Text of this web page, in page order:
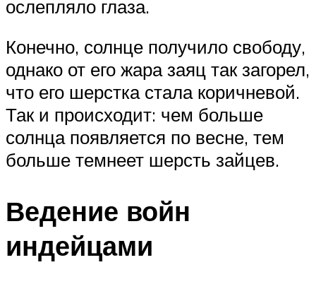
ослепляло глаза.
Конечно, солнце получило свободу,
однако от его жара заяц так загорел,
что его шерстка стала коричневой.
Так и происходит: чем больше
солнца появляется по весне, тем
больше темнеет шерсть зайцев.
Ведение войн
индейцами